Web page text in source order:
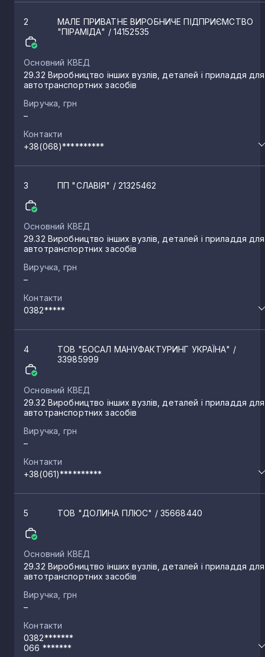
2
МАЛЕ ПРИВАТНЕ ВИРОБНИЧЕ ПІДПРИЄМСТВО
"ПІРАМІДА" / 14152535
Основний КВЕД
29.32 Виробництво інших вузлів, деталей і приладдя для
автотранспортних засобів
Виручка, грн
–
Контакти
+38(068)**********
3 ПП "СЛАВІЯ" / 21325462
Основний КВЕД
29.32 Виробництво інших вузлів, деталей і приладдя для
автотранспортних засобів
Виручка, грн
–
Контакти
0382*****
4 ТОВ "БОСАЛ МАНУФАКТУРИНГ УКРАЇНА" /
33985999
Основний КВЕД
29.32 Виробництво інших вузлів, деталей і приладдя для
автотранспортних засобів
Виручка, грн
–
Контакти
+38(061)**********
5 ТОВ "ДОЛИНА ПЛЮС" / 35668440
Основний КВЕД
29.32 Виробництво інших вузлів, деталей і приладдя для
автотранспортних засобів
Виручка, грн
–
Контакти
0382*******
066 *******